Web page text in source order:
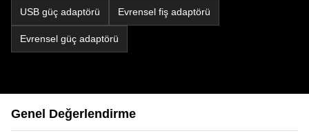
USB güç adaptörü Evrensel fiş adaptörü
Evrensel güç adaptörü
Genel Değerlendirme